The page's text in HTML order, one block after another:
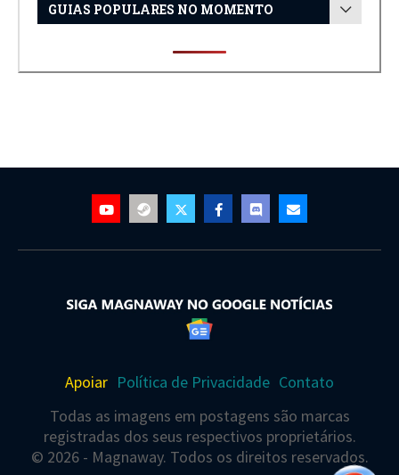
GUIAS POPULARES NO MOMENTO
Apoiar Política de Privacidade Contato
Todas as imagens em postagens são marcas
registradas dos seus respectivos proprietários.
© 2026 - Magnaway. Todos os direitos reservados.